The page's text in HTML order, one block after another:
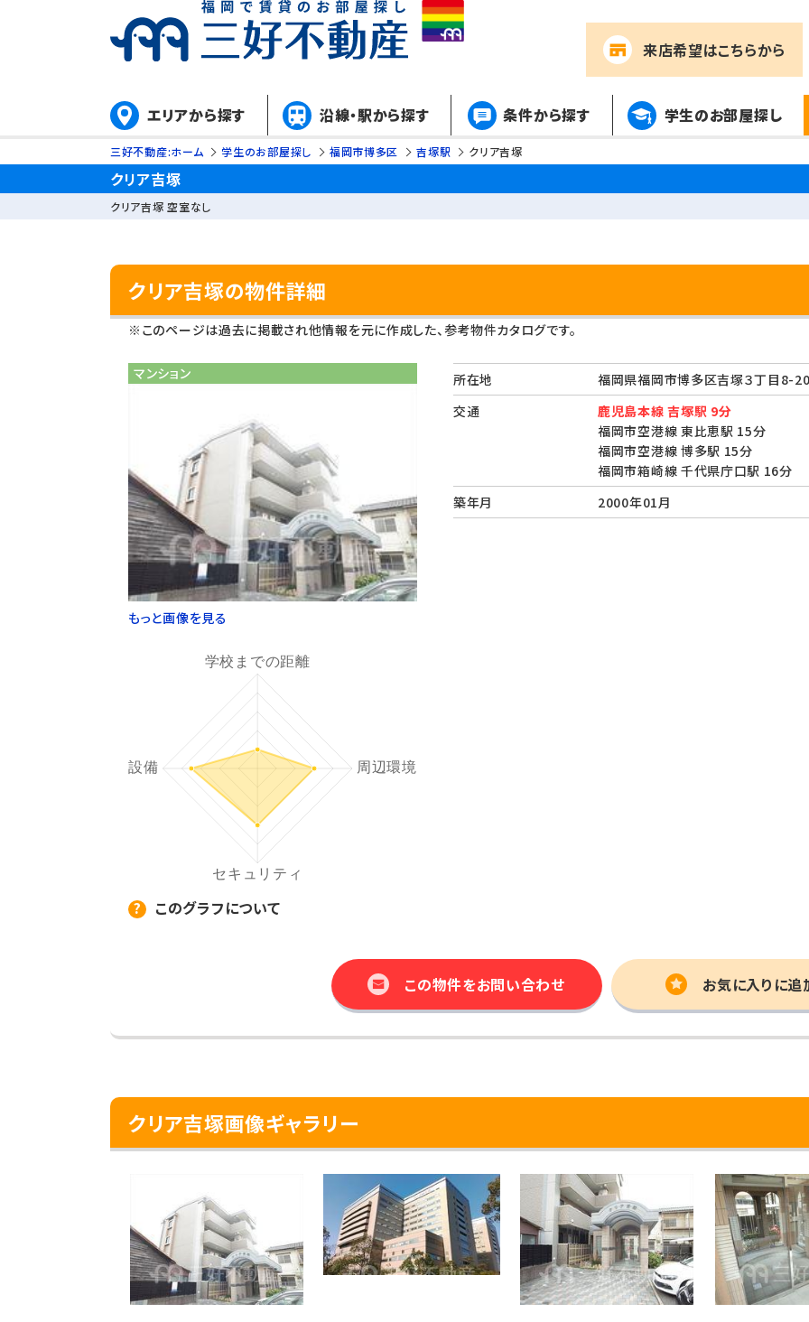
来店希望はこちらから
エリアから探す 沿線・駅から探す 条件から探す 学生のお部屋探し
三好不動産:ホーム 学生のお部屋探し 福岡市博多区 吉塚駅 クリア吉塚
クリア吉塚
クリア吉塚 空室なし
クリア吉塚の物件詳細
※このページは過去に掲載され他情報を元に作成した、参考物件カタログです。
マンション
もっと画像を見る
このグラフについて
所在地
福岡県福岡市博多区吉塚３丁
交通
鹿児島本線 吉塚駅 9分
福岡市空港線 東比恵駅 15分
福岡市空港線 博多駅 15分
福岡市箱崎線 千代県庁口駅 16分
築年月
2000年01月
この物件をお問い合わせ お気に入りに追
クリア吉塚画像ギャラリー